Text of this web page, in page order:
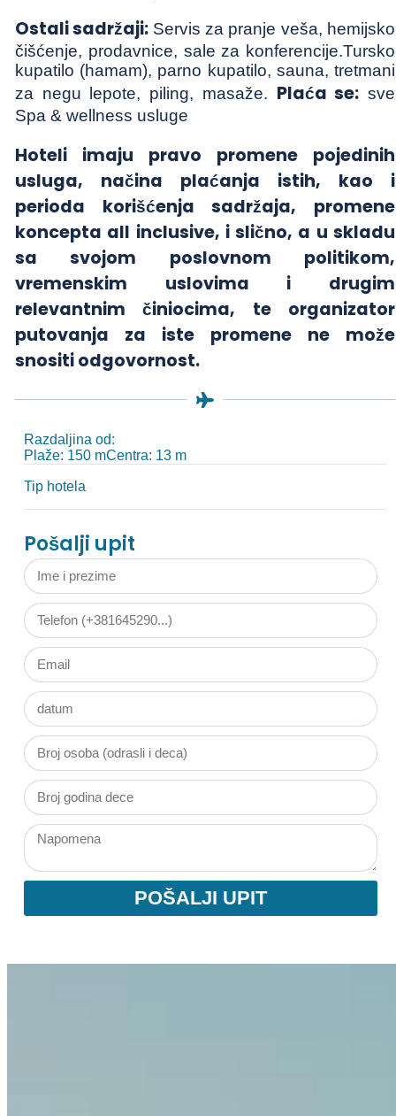
Ostali sadržaji: Servis za pranje veša, hemijsko
čišćenje, prodavnice, sale za konferencije.Tursko
kupatilo (hamam), parno kupatilo, sauna, tretmani
za negu lepote, piling, masaže. Plaća se: sve
Spa & wellness usluge
Hoteli imaju pravo promene pojedinih
usluga, načina plaćanja istih, kao i
perioda korišćenja sadržaja, promene
koncepta all inclusive, i slično, a u skladu
sa svojom poslovnom politikom,
vremenskim uslovima i drugim
relevantnim činiocima, te organizator
putovanja za iste promene ne može
snositi odgovornost.
Razdaljina od:
Plaže: 150 mCentra: 13 m
Tip hotela
Pošalji upit
POŠALJI UPIT